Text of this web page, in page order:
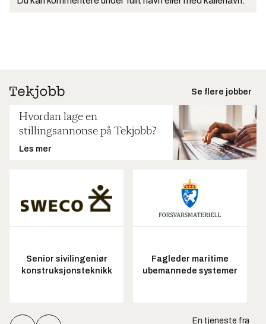
Se flere jobber
Hvordan lage en
stillingsannonse på Tekjobb?
Les mer
Senior sivilingeniør
konstruksjonsteknikk
Fagleder maritime
ubemannede systemer
En tjeneste fra